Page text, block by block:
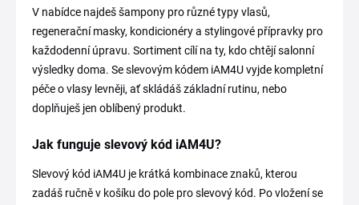
V nabídce najdeš šampony pro různé typy vlasů,
regenerační masky, kondicionéry a stylingové přípravky pro
každodenní úpravu. Sortiment cílí na ty, kdo chtějí salonní
výsledky doma. Se slevovým kódem iAM4U vyjde kompletní
péče o vlasy levněji, ať skládáš základní rutinu, nebo
doplňuješ jen oblíbený produkt.
Jak funguje slevový kód iAM4U?
Slevový kód iAM4U je krátká kombinace znaků, kterou
zadáš ručně v košíku do pole pro slevový kód. Po vložení se